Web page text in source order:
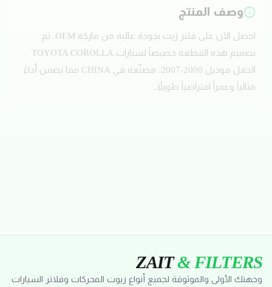
وصف المنتج
احصل الآن على فلتر زيت بجودة عالية من ماركة OEM. تم
تصميم هذه القطعة خصيصاً لسيارات TOYOTA COROLLA
الجمل موديل 2000-2007. مصنّعة في CHINA مما يضمن أداءً
مثالياً وعمراً افتراضياً طويلاً.
ZAIT& FILTERS
وجهتك الأولى والموثوقة لجميع أنواع زيوت المحركات وفلاتر السيارات